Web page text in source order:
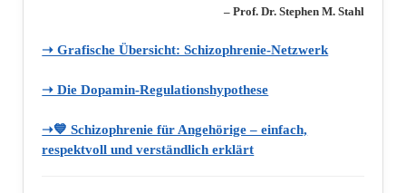
– Prof. Dr. Stephen M. Stahl
➝ Grafische Übersicht: Schizophrenie‑Netzwerk
➝ Die Dopamin‑Regulationshypothese
➝💙 Schizophrenie für Angehörige – einfach,
respektvoll und verständlich erklärt